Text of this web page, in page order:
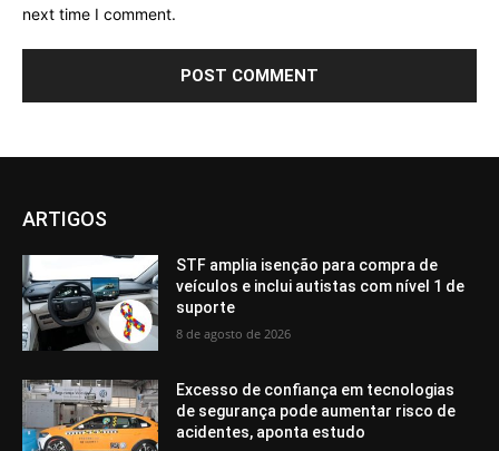
next time I comment.
ARTIGOS
STF amplia isenção para compra de
veículos e inclui autistas com nível 1 de
suporte
8 de agosto de 2026
Excesso de confiança em tecnologias
de segurança pode aumentar risco de
acidentes, aponta estudo